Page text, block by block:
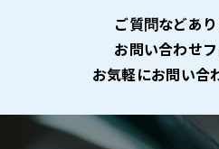
ご質問などあり
お問い合わせ
お気軽にお問い合